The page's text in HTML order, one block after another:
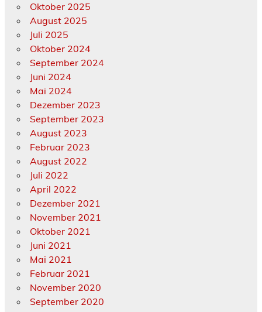
Oktober 2025
August 2025
Juli 2025
Oktober 2024
September 2024
Juni 2024
Mai 2024
Dezember 2023
September 2023
August 2023
Februar 2023
August 2022
Juli 2022
April 2022
Dezember 2021
November 2021
Oktober 2021
Juni 2021
Mai 2021
Februar 2021
November 2020
September 2020